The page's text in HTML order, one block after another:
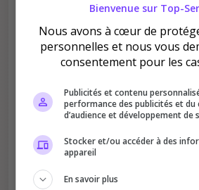
Pourquoi voter
- Le Camp du
Votre vote aide le serveur à
Bienvenue sur Top-
Nous avons à cœur de
personnelles et nous vous
consentement pour les
Publicités et contenu
performance des publicités et du
d’audience et développement de
Stocker et/ou accéder à des
appareil
En savoir plus